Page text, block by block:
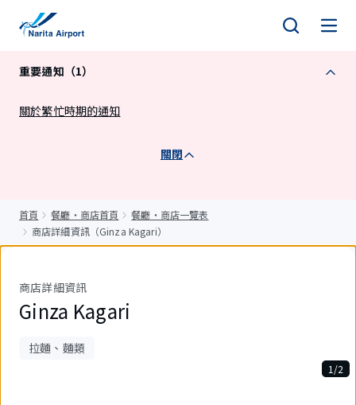
重要通知（1）
關於繁忙時期的通知
關閉
首頁 餐廳・商店首頁
餐廳・商店一覽表
商店詳細資訊（Ginza Kagari）
商店詳細資訊
Ginza Kagari
拉麵、麵類
1/2